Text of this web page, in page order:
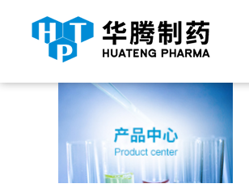
当前位置： 首页 产品中心